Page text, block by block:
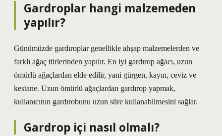
Gardroplar hangi malzemeden
yapılır?
Günümüzde gardıroplar genellikle ahşap malzemelerden ve
farklı ağaç türlerinden yapılır. En iyi gardırop ağacı, uzun
ömürlü ağaçlardan elde edilir, yani gürgen, kayın, ceviz ve
kestane. Uzun ömürlü ağaçlardan gardırop yapmak,
kullanıcının gardırobunu uzun süre kullanabilmesini sağlar.
Gardrop içi nasıl olmalı?